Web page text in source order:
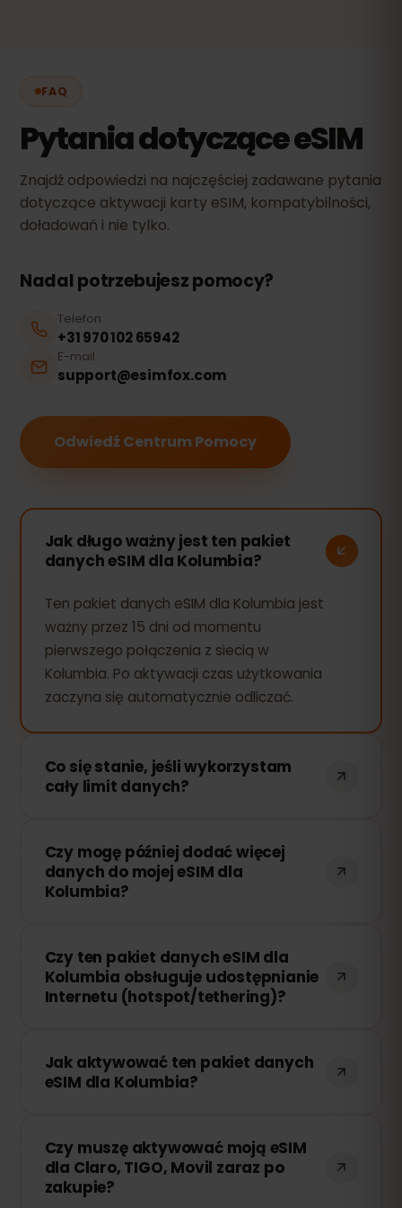
FAQ
Pytania dotyczące eSIM
Znajdź odpowiedzi na najczęściej zadawane pytania
dotyczące aktywacji karty eSIM, kompatybilności,
doładowań i nie tylko.
Nadal potrzebujesz pomocy?
Telefon
+31 970 102 65942
E-mail
support@esimfox.com
Odwiedź Centrum Pomocy
Jak długo ważny jest ten pakiet
danych eSIM dla Kolumbia?
Ten pakiet danych eSIM dla Kolumbia jest
ważny przez 15 dni od momentu
pierwszego połączenia z siecią w
Kolumbia. Po aktywacji czas użytkowania
zaczyna się automatycznie odliczać.
Co się stanie, jeśli wykorzystam
cały limit danych?
połączenie zostanie przerwane. Możesz
łatwo doładować swoją eSIM przez
panel eSIMFOX i natychmiast wznowić
Czy mogę później dodać więcej
danych do mojej eSIM dla
Kolumbia?
dowolnym momencie bez konieczności
ponownej instalacji eSIM. Wystarczy
zalogować się na swoje konto i wybrać
Czy ten pakiet danych eSIM dla
Kolumbia obsługuje udostępnianie
Internetu (hotspot/tethering)?
połączenie internetowe innym
urządzeniom za pomocą hotspotu lub
lokalnego operatora sieci.
Jak aktywować ten pakiet danych
eSIM dla Kolumbia?
z kodem QR. Wystarczy zeskanować go
w ustawieniach eSIM swojego
urządzenia, aby rozpocząć korzystanie –
Czy muszę aktywować moją eSIM
dla Claro, TIGO, Movil zaraz po
zakupie?